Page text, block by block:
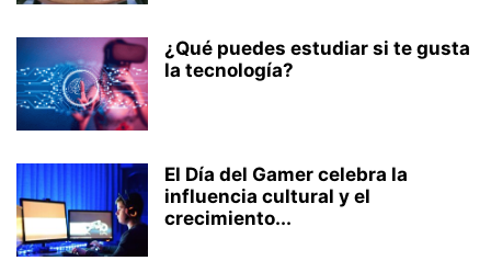
¿Qué puedes estudiar si te gusta
la tecnología?
El Día del Gamer celebra la
influencia cultural y el
crecimiento...